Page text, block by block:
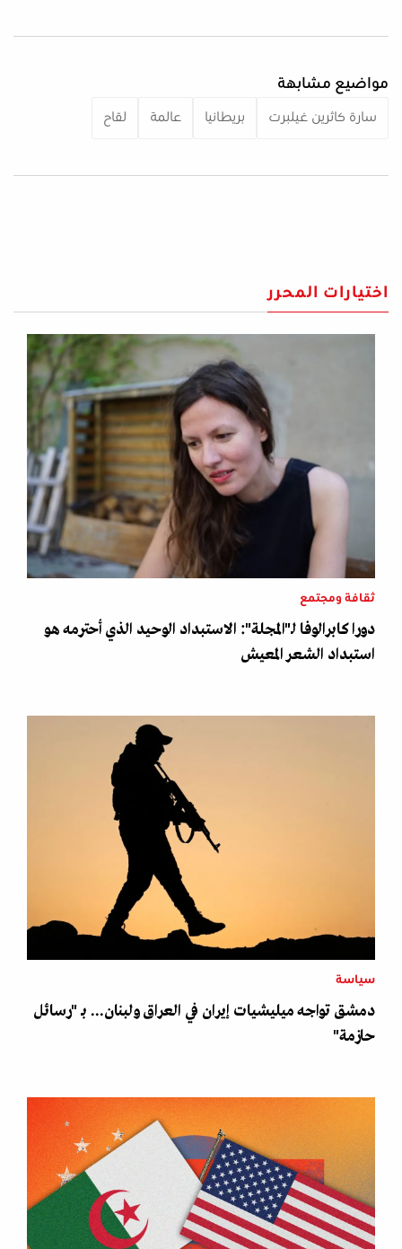
مواضيع مشابهة
سارة كاثرين غيلبرت بريطانيا عالمة لقاح
اختيارات المحرر
ثقافة ومجتمع
دورا كابرالوفا لـ"المجلة": الاستبداد الوحيد الذي أحترمه هو
استبداد الشعر المعيش
سياسة
دمشق تواجه ميليشيات إيران في العراق ولبنان... بـ "رسائل
حازمة"